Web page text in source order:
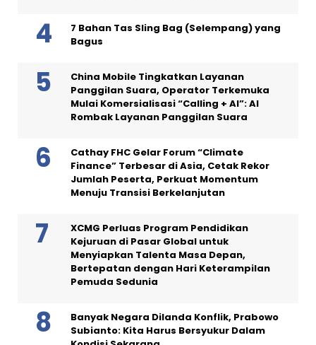
7 Bahan Tas Sling Bag (Selempang) yang
Bagus
China Mobile Tingkatkan Layanan
Panggilan Suara, Operator Terkemuka
Mulai Komersialisasi “Calling + AI”: AI
Rombak Layanan Panggilan Suara
Cathay FHC Gelar Forum “Climate
Finance” Terbesar di Asia, Cetak Rekor
Jumlah Peserta, Perkuat Momentum
Menuju Transisi Berkelanjutan
XCMG Perluas Program Pendidikan
Kejuruan di Pasar Global untuk
Menyiapkan Talenta Masa Depan,
Bertepatan dengan Hari Keterampilan
Pemuda Sedunia
Banyak Negara Dilanda Konflik, Prabowo
Subianto: Kita Harus Bersyukur Dalam